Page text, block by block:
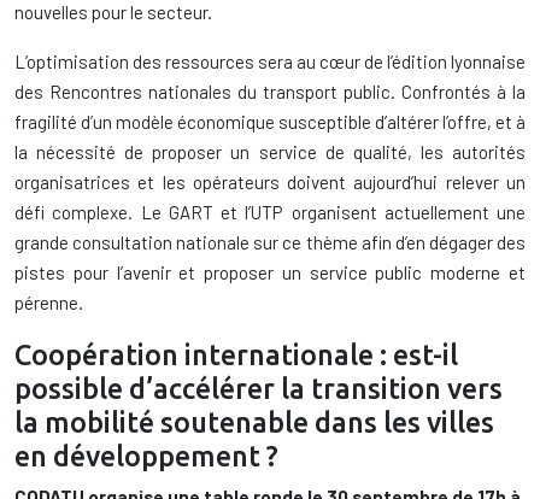
nouvelles pour le secteur.
L’optimisation des ressources sera au cœur de l’édition lyonnaise
des Rencontres nationales du transport public. Confrontés à la
fragilité d’un modèle économique susceptible d’altérer l’offre, et à
la nécessité de proposer un service de qualité, les autorités
organisatrices et les opérateurs doivent aujourd’hui relever un
défi complexe. Le GART et l’UTP organisent actuellement une
grande consultation nationale sur ce thème afin d’en dégager des
pistes pour l’avenir et proposer un service public moderne et
pérenne.
Coopération internationale : est-il
possible d’accélérer la transition vers
la mobilité soutenable dans les villes
en développement ?